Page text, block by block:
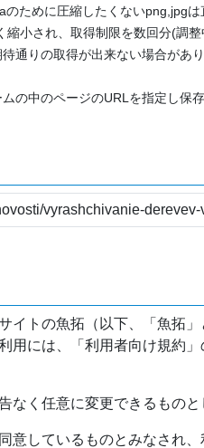
ために圧縮したくないpng,jpg
小され、取得制限を数回分(調整
通りの取得が出来ない場合があ
の中のページのURLを指定し保
イトの魚拓（以下、「魚拓
用には、「利用者向け規約
なく任意に変更できるものと
意しているものとみなされ、